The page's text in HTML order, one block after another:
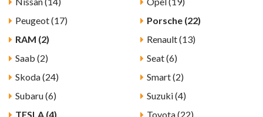
Peugeot (17)
Porsche (22)
RAM (2)
Renault (13)
Saab (2)
Seat (6)
Skoda (24)
Smart (2)
Subaru (6)
Suzuki (4)
TESLA (4)
Toyota (22)